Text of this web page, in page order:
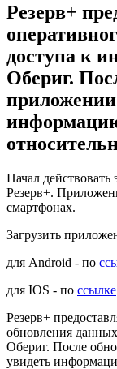
Резерв+
доступа к
Обериг.
Начал
Резерв+.
смартфонах.
Загрузить
для Android - по
для IOS - по ссылке
Резерв+
обновления
Обериг. После
увидеть